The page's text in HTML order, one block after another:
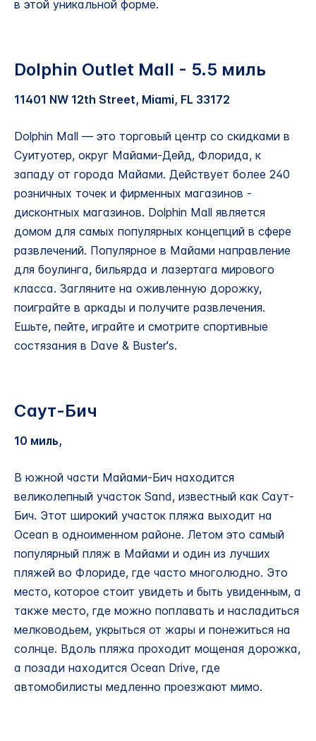
в этой уникальной форме.
Dolphin Outlet Mall - 5.5 миль
11401 NW 12th Street, Miami, FL 33172
Dolphin Mall — это торговый центр со скидками в
Суитуотер, округ Майами-Дейд, Флорида, к
западу от города Майами. Действует более 240
розничных точек и фирменных магазинов -
дисконтных магазинов. Dolphin Mall является
домом для самых популярных концепций в сфере
развлечений. Популярное в Майами направление
для боулинга, бильярда и лазертага мирового
класса. Загляните на оживленную дорожку,
поиграйте в аркады и получите развлечения.
Ешьте, пейте, играйте и смотрите спортивные
состязания в Dave & Buster's.
Саут-Бич
10 миль,
В южной части Майами-Бич находится
великолепный участок Sand, известный как Саут-
Бич. Этот широкий участок пляжа выходит на
Ocean в одноименном районе. Летом это самый
популярный пляж в Майами и один из лучших
пляжей во Флориде, где часто многолюдно. Это
место, которое стоит увидеть и быть увиденным, а
также место, где можно поплавать и насладиться
мелководьем, укрыться от жары и понежиться на
солнце. Вдоль пляжа проходит мощеная дорожка,
а позади находится Ocean Drive, где
автомобилисты медленно проезжают мимо.